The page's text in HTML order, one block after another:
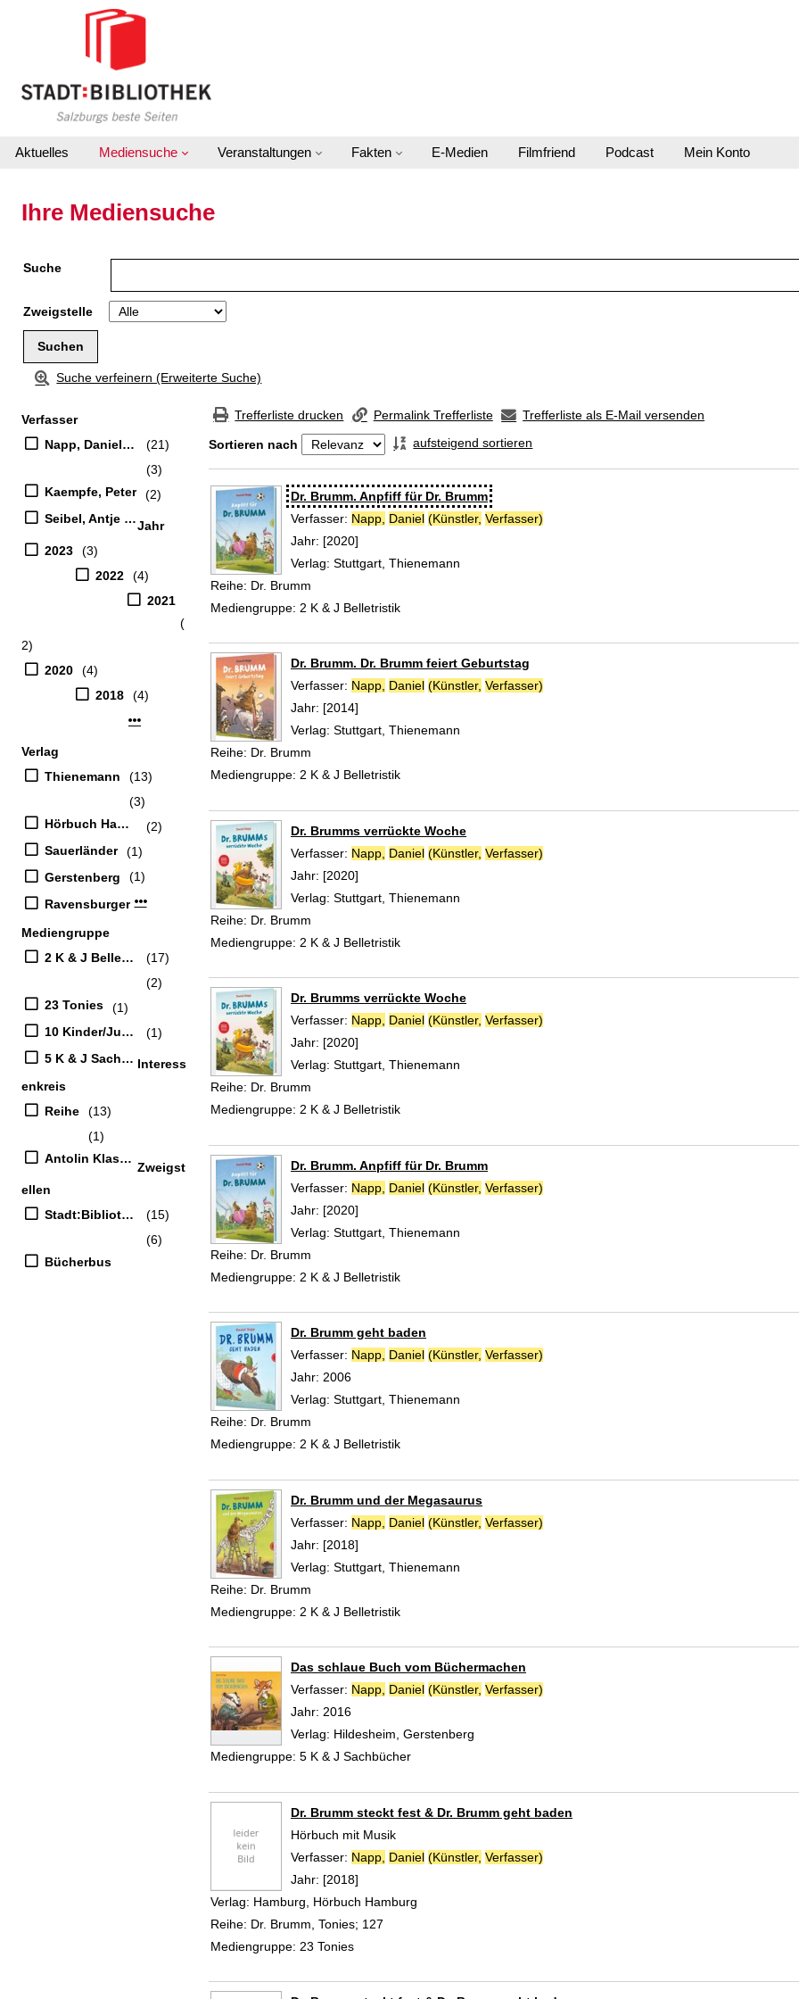
Zu den Suchfiltern springen
Zur Trefferliste springen
Aktuelles Mediensuche Veranstaltungen Fakten E-Medien Filmfriend Podcast Mein Konto
Ihre Mediensuche
Suche
Zweigstelle
Suche verfeinern (Erweiterte Suche)
Suchfilter
Verfasser
Napp, Daniel (Künstler, Verfasser)
(21)
Kaempfe, Peter
(3)
Seibel, Antje (Mitwirkender)
(2)
Jahr
2023
(3)
2022
(4)
2021
(
2)
2020
(4)
2018
(4)
Mehr Jahr-Filter anzeigen
Verlag
Thienemann
(13)
Hörbuch Hamburg
(3)
Sauerländer
(2)
Gerstenberg
(1)
Ravensburger
(1)
Mehr Verlag-Filter anzeigen
Mediengruppe
2 K & J Belletristik
(17)
23 Tonies
(2)
10 Kinder/Jugend-CD
(1)
5 K & J Sachbücher
(1)
Interess
enkreis
Reihe
(13)
Antolin Klasse 3
(1)
Zweigst
ellen
Stadt:Bibliothek
(15)
Bücherbus
(6)
Trefferliste drucken Permalink Trefferliste Trefferliste als E-Mail versenden
Sortieren nach aufsteigend sortieren
Suchergebnis
Zu den Suchfiltern springen
Dr. Brumm. Anpfiff für Dr. Brumm
Verfasser: Napp, Daniel (Künstler, Verfasser)
Jahr: [2020]
Verlag: Stuttgart, Thienemann
Reihe: Dr. Brumm
Mediengruppe: 2 K & J Belletristik
Dr. Brumm. Dr. Brumm feiert Geburtstag
Verfasser: Napp, Daniel (Künstler, Verfasser)
Jahr: [2014]
Verlag: Stuttgart, Thienemann
Reihe: Dr. Brumm
Mediengruppe: 2 K & J Belletristik
Dr. Brumms verrückte Woche
Verfasser: Napp, Daniel (Künstler, Verfasser)
Jahr: [2020]
Verlag: Stuttgart, Thienemann
Reihe: Dr. Brumm
Mediengruppe: 2 K & J Belletristik
Dr. Brumms verrückte Woche
Verfasser: Napp, Daniel (Künstler, Verfasser)
Jahr: [2020]
Verlag: Stuttgart, Thienemann
Reihe: Dr. Brumm
Mediengruppe: 2 K & J Belletristik
Dr. Brumm. Anpfiff für Dr. Brumm
Verfasser: Napp, Daniel (Künstler, Verfasser)
Jahr: [2020]
Verlag: Stuttgart, Thienemann
Reihe: Dr. Brumm
Mediengruppe: 2 K & J Belletristik
Dr. Brumm geht baden
Verfasser: Napp, Daniel (Künstler, Verfasser)
Jahr: 2006
Verlag: Stuttgart, Thienemann
Reihe: Dr. Brumm
Mediengruppe: 2 K & J Belletristik
Dr. Brumm und der Megasaurus
Verfasser: Napp, Daniel (Künstler, Verfasser)
Jahr: [2018]
Verlag: Stuttgart, Thienemann
Reihe: Dr. Brumm
Mediengruppe: 2 K & J Belletristik
Das schlaue Buch vom Büchermachen
Verfasser: Napp, Daniel (Künstler, Verfasser)
Jahr: 2016
Verlag: Hildesheim, Gerstenberg
Mediengruppe: 5 K & J Sachbücher
Dr. Brumm steckt fest & Dr. Brumm geht baden
Hörbuch mit Musik
Verfasser: Napp, Daniel (Künstler, Verfasser)
Jahr: [2018]
Verlag: Hamburg, Hörbuch Hamburg
Reihe: Dr. Brumm, Tonies; 127
Mediengruppe: 23 Tonies